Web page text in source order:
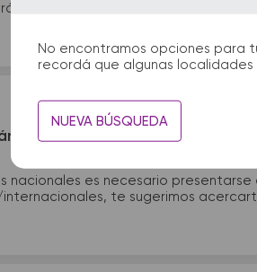
No encontramos opciones para
recordá que algunas
NUEVA BÚSQUEDA
la partida y el arribo durante tu
anticipación debo
nacionales es necesario
internacionales, te sugerimos